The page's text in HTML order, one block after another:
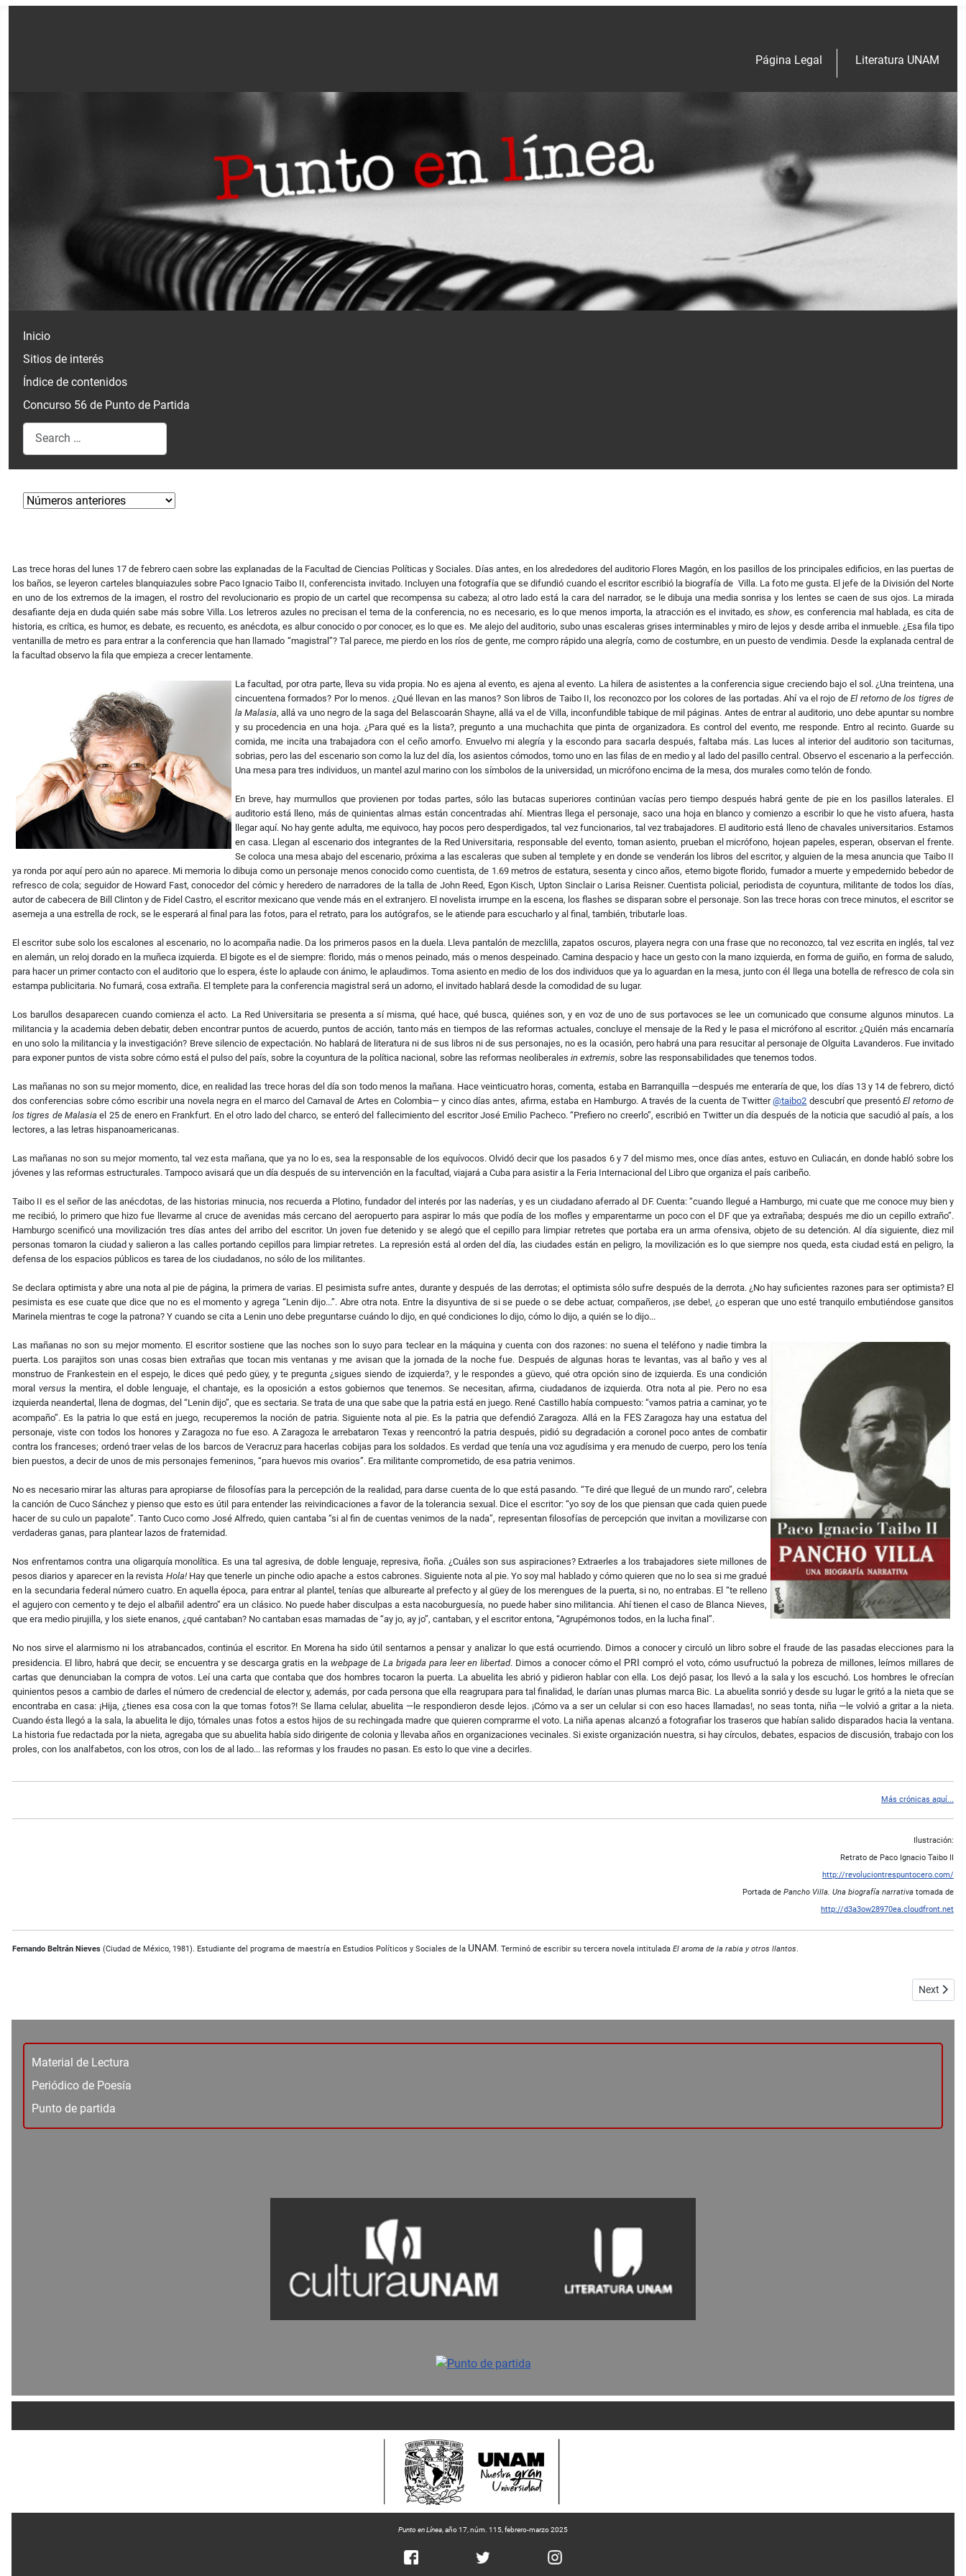
Literatura UNAM
Página Legal
Inicio
Sitios de interés
Índice de contenidos
Concurso 56 de Punto de Partida
Search
Material de Lectura
Periódico de Poesía
Punto de partida
Las trece horas del lunes 17 de febrero caen sobre las explanadas de la Facultad de Ciencias Políticas y Sociales. Días antes, en los alrededores del auditorio Flores Magón, en los pasillos de los principales edificios, en las puertas de
los baños, se leyeron carteles blanquiazules sobre Paco Ignacio Taibo II, conferencista invitado. Incluyen una fotografía que se difundió cuando el escritor escribió la biografía de Villa. La foto me gusta. El jefe de la División del Norte
en uno de los extremos de la imagen, el rostro del revolucionario es propio de un cartel que recompensa su cabeza; al otro lado está la cara del narrador, se le dibuja una media sonrisa y los lentes se caen de sus ojos. La mirada
desafiante deja en duda quién sabe más sobre Villa. Los letreros azules no precisan el tema de la conferencia, no es necesario, es lo que menos importa, la atracción es el invitado, es show, es conferencia mal hablada, es cita de
historia, es crítica, es humor, es debate, es recuento, es anécdota, es albur conocido o por conocer, es lo que es. Me alejo del auditorio, subo unas escaleras grises interminables y miro de lejos y desde arriba el inmueble. ¿Esa fila tipo
ventanilla de metro es para entrar a la conferencia que han llamado “magistral”? Tal parece, me pierdo en los ríos de gente, me compro rápido una alegría, como de costumbre, en un puesto de vendimia. Desde la explanada central de
la facultad observo la fila que empieza a crecer lentamente.
La facultad, por otra parte, lleva su vida propia. No es ajena al evento, es ajena al evento. La hilera de asistentes a la conferencia sigue creciendo bajo el sol. ¿Una treintena, una
cincuentena formados? Por lo menos. ¿Qué llevan en las manos? Son libros de Taibo II, los reconozco por los colores de las portadas. Ahí va el rojo deEl retorno de los tigres de
la Malasia, allá va uno negro de la saga del Belascoarán Shayne, allá va el de Villa, inconfundible tabique de mil páginas. Antes de entrar al auditorio, uno debe apuntar su nombre
y su procedencia en una hoja. ¿Para qué es la lista?, pregunto a una muchachita que pinta de organizadora. Es control del evento, me responde. Entro al recinto. Guarde su
comida, me incita una trabajadora con el ceño amorfo. Envuelvo mi alegría y la escondo para sacarla después, faltaba más. Las luces al interior del auditorio son taciturnas,
sobrias, pero las del escenario son como la luz del día, los asientos cómodos, tomo uno en las filas de en medio y al lado del pasillo central. Observo el escenario a la perfección.
Una mesa para tres individuos, un mantel azul marino con los símbolos de la universidad, un micrófono encima de la mesa, dos murales como telón de fondo.
En breve, hay murmullos que provienen por todas partes, sólo las butacas superiores continúan vacías pero tiempo después habrá gente de pie en los pasillos laterales. El
auditorio está lleno, más de quinientas almas están concentradas ahí. Mientras llega el personaje, saco una hoja en blanco y comienzo a escribir lo que he visto afuera, hasta
llegar aquí. No hay gente adulta, me equivoco, hay pocos pero desperdigados, tal vez funcionarios, tal vez trabajadores. El auditorio está lleno de chavales universitarios. Estamos
en casa. Llegan al escenario dos integrantes de la Red Universitaria, responsable del evento, toman asiento, prueban el micrófono, hojean papeles, esperan, observan el frente.
Se coloca una mesa abajo del escenario, próxima a las escaleras que suben al templete y en donde se venderán los libros del escritor, y alguien de la mesa anuncia que Taibo II
ya ronda por aquí pero aún no aparece. Mi memoria lo dibuja como un personaje menos conocido como cuentista, de 1.69 metros de estatura, sesenta y cinco años, eterno bigote florido, fumador a muerte y empedernido bebedor de
refresco de cola; seguidor de Howard Fast, conocedor del cómic y heredero de narradores de la talla de John Reed, Egon Kisch, Upton Sinclair o Larisa Reisner. Cuentista policial, periodista de coyuntura, militante de todos los días,
autor de cabecera de Bill Clinton y de Fidel Castro, el escritor mexicano que vende más en el extranjero. El novelista irrumpe en la escena, los flashes se disparan sobre el personaje. Son las trece horas con trece minutos, el escritor se
asemeja a una estrella de rock, se le esperará al final para las fotos, para el retrato, para los autógrafos, se le atiende para escucharlo y al final, también, tributarle loas.
El escritor sube solo los escalones al escenario, no lo acompaña nadie. Da los primeros pasos en la duela. Lleva pantalón de mezclilla, zapatos oscuros, playera negra con una frase que no reconozco, tal vez escrita en inglés, tal vez
en alemán, un reloj dorado en la muñeca izquierda. El bigote es el de siempre: florido, más o menos peinado, más o menos despeinado. Camina despacio y hace un gesto con la mano izquierda, en forma de guiño, en forma de saludo,
para hacer un primer contacto con el auditorio que lo espera, éste lo aplaude con ánimo, le aplaudimos. Toma asiento en medio de los dos individuos que ya lo aguardan en la mesa, junto con él llega una botella de refresco de cola sin
estampa publicitaria. No fumará, cosa extraña. El templete para la conferencia magistral será un adorno, el invitado hablará desde la comodidad de su lugar.
Los barullos desaparecen cuando comienza el acto. La Red Universitaria se presenta a sí misma, qué hace, qué busca, quiénes son, y en voz de uno de sus portavoces se lee un comunicado que consume algunos minutos. La
militancia y la academia deben debatir, deben encontrar puntos de acuerdo, puntos de acción, tanto más en tiempos de las reformas actuales, concluye el mensaje de la Red y le pasa el micrófono al escritor. ¿Quién más encarnaría
en uno solo la militancia y la investigación? Breve silencio de expectación. No hablará de literatura ni de sus libros ni de sus personajes, no es la ocasión, pero habrá una para resucitar al personaje de Olguita Lavanderos. Fue invitado
para exponer puntos de vista sobre cómo está el pulso del país, sobre la coyuntura de la política nacional, sobre las reformas neoliberales in extremis, sobre las responsabilidades que tenemos todos.
Las mañanas no son su mejor momento, dice, en realidad las trece horas del día son todo menos la mañana. Hace veinticuatro horas, comenta, estaba en Barranquilla —después me enteraría de que, los días 13 y 14 de febrero, dictó
dos conferencias sobre cómo escribir una novela negra en el marco del Carnaval de Artes en Colombia— y cinco días antes, afirma, estaba en Hamburgo. A través de la cuenta de Twitter@taibo2 descubrí que presentóEl retorno de
los tigres de Malasia el 25 de enero en Frankfurt. En el otro lado del charco, se enteró del fallecimiento del escritor José Emilio Pacheco. “Prefiero no creerlo”, escribió en Twitter un día después de la noticia que sacudió al país, a los
lectores, a las letras hispanoamericanas.
Las mañanas no son su mejor momento, tal vez esta mañana, que ya no lo es, sea la responsable de los equívocos. Olvidó decir que los pasados 6 y 7 del mismo mes, once días antes, estuvo en Culiacán, en donde habló sobre los
jóvenes y las reformas estructurales. Tampoco avisará que un día después de su intervención en la facultad, viajará a Cuba para asistir a la Feria Internacional del Libro que organiza el país caribeño.
Taibo II es el señor de las anécdotas, de las historias minucia, nos recuerda a Plotino, fundador del interés por las naderías, y es un ciudadano aferrado al DF. Cuenta: “cuando llegué a Hamburgo, mi cuate que me conoce muy bien y
me recibió, lo primero que hizo fue llevarme al cruce de avenidas más cercano del aeropuerto para aspirar lo más que podía de los mofles y emparentarme un poco con el DF que ya extrañaba; después me dio un cepillo extraño”.
Hamburgo scenificó una movilización tres días antes del arribo del escritor. Un joven fue detenido y se alegó que el cepillo para limpiar retretes que portaba era un arma ofensiva, objeto de su detención. Al día siguiente, diez mil
personas tomaron la ciudad y salieron a las calles portando cepillos para limpiar retretes. La represión está al orden del día, las ciudades están en peligro, la movilización es lo que siempre nos queda, esta ciudad está en peligro, la
defensa de los espacios públicos es tarea de los ciudadanos, no sólo de los militantes.
Se declara optimista y abre una nota al pie de página, la primera de varias. El pesimista sufre antes, durante y después de las derrotas; el optimista sólo sufre después de la derrota. ¿No hay suficientes razones para ser optimista? El
pesimista es ese cuate que dice que no es el momento y agrega “Lenin dijo...”. Abre otra nota. Entre la disyuntiva de si se puede o se debe actuar, compañeros, ¡se debe!, ¿o esperan que uno esté tranquilo embutiéndose gansitos
Marinela mientras te coge la patrona? Y cuando se cita a Lenin uno debe preguntarse cuándo lo dijo, en qué condiciones lo dijo, cómo lo dijo, a quién se lo dijo...
Las mañanas no son su mejor momento. El escritor sostiene que las noches son lo suyo para teclear en la máquina y cuenta con dos razones: no suena el teléfono y nadie timbra la
puerta. Los parajitos son unas cosas bien extrañas que tocan mis ventanas y me avisan que la jornada de la noche fue. Después de algunas horas te levantas, vas al baño y ves al
monstruo de Frankestein en el espejo, le dices qué pedo güey, y te pregunta ¿sigues siendo de izquierda?, y le respondes a güevo, qué otra opción sino de izquierda. Es una condición
moral versus la mentira, el doble lenguaje, el chantaje, es la oposición a estos gobiernos que tenemos. Se necesitan, afirma, ciudadanos de izquierda. Otra nota al pie. Pero no esa
izquierda neandertal, llena de dogmas, del “Lenin dijo”, que es sectaria. Se trata de una que sabe que la patria está en juego. René Castillo había compuesto: “vamos patria a caminar, yo te
acompaño”. Es la patria lo que está en juego, recuperemos la noción de patria. Siguiente nota al pie. Es la patria que defendió Zaragoza. Allá en la FESZaragoza hay una estatua del
personaje, viste con todos los honores y Zaragoza no fue eso. A Zaragoza le arrebataron Texas y reencontró la patria después, pidió su degradación a coronel poco antes de combatir
contra los franceses; ordenó traer velas de los barcos de Veracruz para hacerlas cobijas para los soldados. Es verdad que tenía una voz agudísima y era menudo de cuerpo, pero los tenía
bien puestos, a decir de unos de mis personajes femeninos, “para huevos mis ovarios”. Era militante comprometido, de esa patria venimos.
No es necesario mirar las alturas para apropiarse de filosofías para la percepción de la realidad, para darse cuenta de lo que está pasando. “Te diré que llegué de un mundo raro”, celebra
la canción de Cuco Sánchez y pienso que esto es útil para entender las reivindicaciones a favor de la tolerancia sexual. Dice el escritor: “yo soy de los que piensan que cada quien puede
hacer de su culo un papalote”. Tanto Cuco como José Alfredo, quien cantaba “si al fin de cuentas venimos de la nada”, representan filosofías de percepción que invitan a movilizarse con
verdaderas ganas, para plantear lazos de fraternidad.
Nos enfrentamos contra una oligarquía monolítica. Es una tal agresiva, de doble lenguaje, represiva, ñoña. ¿Cuáles son sus aspiraciones? Extraerles a los trabajadores siete millones de
pesos diarios y aparecer en la revista Hola!Hay que tenerle un pinche odio apache a estos cabrones. Siguiente nota al pie. Yo soy mal hablado y cómo quieren que no lo sea si me gradué
en la secundaria federal número cuatro. En aquella época, para entrar al plantel, tenías que alburearte al prefecto y al güey de los merengues de la puerta, si no, no entrabas. El “te relleno
el agujero con cemento y te dejo el albañil adentro” era un clásico. No puede haber disculpas a esta nacoburguesía, no puede haber sino militancia. Ahí tienen el caso de Blanca Nieves,
que era medio pirujilla, y los siete enanos, ¿qué cantaban? No cantaban esas mamadas de “ay jo, ay jo”, cantaban, y el escritor entona, “Agrupémonos todos, en la lucha final”.
No nos sirve el alarmismo ni los atrabancados, continúa el escritor. En Morena ha sido útil sentarnos a pensar y analizar lo que está ocurriendo. Dimos a conocer y circuló un libro sobre el fraude de las pasadas elecciones para la
presidencia. El libro, habrá que decir, se encuentra y se descarga gratis en la webpagedeLa brigada para leer en libertad. Dimos a conocer cómo el PRI compró el voto, cómo usufructuó la pobreza de millones, leímos millares de
cartas que denunciaban la compra de votos. Leí una carta que contaba que dos hombres tocaron la puerta. La abuelita les abrió y pidieron hablar con ella. Los dejó pasar, los llevó a la sala y los escuchó. Los hombres le ofrecían
quinientos pesos a cambio de darles el número de credencial de elector y, además, por cada persona que ella reagrupara para tal finalidad, le darían unas plumas marca Bic. La abuelita sonrió y desde su lugar le gritó a la nieta que se
encontraba en casa: ¡Hija, ¿tienes esa cosa con la que tomas fotos?! Se llama celular, abuelita —le respondieron desde lejos. ¡Cómo va a ser un celular si con eso haces llamadas!, no seas tonta, niña —le volvió a gritar a la nieta.
Cuando ésta llegó a la sala, la abuelita le dijo, tómales unas fotos a estos hijos de su rechingada madre que quieren comprarme el voto. La niña apenas alcanzó a fotografiar los traseros que habían salido disparados hacia la ventana.
La historia fue redactada por la nieta, agregaba que su abuelita había sido dirigente de colonia y llevaba años en organizaciones vecinales. Si existe organización nuestra, si hay círculos, debates, espacios de discusión, trabajo con los
proles, con los analfabetos, con los otros, con los de al lado... las reformas y los fraudes no pasan. Es esto lo que vine a decirles.
Más crónicas aquí...
Ilustración:
Retrato de Paco Ignacio Taibo II
http://revoluciontrespuntocero.com/
Portada de Pancho Villa. Una biografía narrativa tomada de
http://d3a3ow28970ea.cloudfront.net
Fernando Beltrán Nieves (Ciudad de México, 1981). Estudiante del programa de maestría en Estudios Políticos y Sociales de la UNAM. Terminó de escribir su tercera novela intitulada El aroma de la rabia y otros llantos.
Next
Next
Punto en Línea, año 17, núm. 115, febrero-marzo 2025